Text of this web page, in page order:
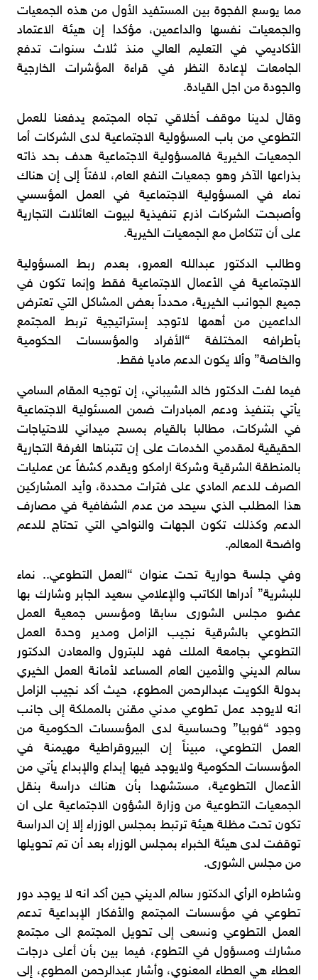
مما يوسع الفجوة بين المستفيد الأول من هذه الجمعيات
والجمعيات نفسها والداعمين، مؤكدا إن هيئة الاعتماد
الأكاديمي في التعليم العالي منذ ثلاث سنوات تدفع
الجامعات لإعادة النظر في قراءة المؤشرات الخارجية
والجودة من اجل القيادة.
وقال لدينا موقف أخلاقي تجاه المجتمع يدفعنا للعمل
التطوعي من باب المسؤولية الاجتماعية لدى الشركات أما
الجمعيات الخيرية فالمسؤولية الاجتماعية هدف بحد ذاته
بذراعها الآخر وهو جمعيات النفع العام، لافتاً إلى إن هناك
نماء في المسؤولية الاجتماعية في العمل المؤسسي
وأصبحت الشركات اذرع تنفيذية لبيوت العائلات التجارية
على أن تتكامل مع الجمعيات الخيرية.
وطالب الدكتور عبدالله العمرو، بعدم ربط المسؤولية
الاجتماعية في الأعمال الاجتماعية فقط وإنما تكون في
جميع الجوانب الخيرية، محدداً بعض المشاكل التي تعترض
الداعمين من أهمها لاتوجد إستراتيجية تربط المجتمع
بأطرافه المختلفة “الأفراد والمؤسسات الحكومية
والخاصة” وألا يكون الدعم ماديا فقط.
فيما لفت الدكتور خالد الشيباني، إن توجيه المقام السامي
يأتي بتنفيذ ودعم المبادرات ضمن المسئولية الاجتماعية
في الشركات، مطالبا بالقيام بمسح ميداني للاحتياجات
الحقيقية لمقدمي الخدمات على إن تتبناها الغرفة التجارية
بالمنطقة الشرقية وشركة ارامكو ويقدم كشفاً عن عمليات
الصرف للدعم المادي على فترات محددة، وأيد المشاركين
هذا المطلب الذي سيحد من عدم الشفافية في مصارف
الدعم وكذلك تكون الجهات والنواحي التي تحتاج للدعم
واضحة المعالم.
وفي جلسة حوارية تحت عنوان “العمل التطوعي.. نماء
للبشرية” أدراها الكاتب والإعلامي سعيد الجابر وشارك بها
عضو مجلس الشورى سابقا ومؤسس جمعية العمل
التطوعي بالشرقية نجيب الزامل ومدير وحدة العمل
التطوعي بجامعة الملك فهد للبترول والمعادن الدكتور
سالم الديني والأمين العام المساعد لأمانة العمل الخيري
بدولة الكويت عبدالرحمن المطوع، حيث أكد نجيب الزامل
انه لايوجد عمل تطوعي مدني مقنن بالمملكة إلى جانب
وجود “فوبيا” وحساسية لدى المؤسسات الحكومية من
العمل التطوعي، مبيناً إن البيروقراطية مهيمنة في
المؤسسات الحكومية ولايوجد فيها إبداع والإبداع يأتي من
الأعمال التطوعية، مستشهدا بأن هناك دراسة بنقل
الجمعيات التطوعية من وزارة الشؤون الاجتماعية على ان
تكون تحت مظلة هيئة ترتبط بمجلس الوزراء إلا إن الدراسة
توقفت لدى هيئة الخبراء بمجلس الوزراء بعد أن تم تحويلها
من مجلس الشورى.
وشاطره الرأي الدكتور سالم الديني حين أكد انه لا يوجد دور
تطوعي في مؤسسات المجتمع والأفكار الإبداعية تدعم
العمل التطوعي ونسعى إلى تحويل المجتمع الى مجتمع
مشارك ومسؤول في التطوع، فيما بين بأن أعلى درجات
العطاء هي العطاء المعنوي، وأشار عبدالرحمن المطوع، إلى